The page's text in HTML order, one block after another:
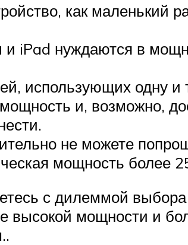
как маленький
iPad нуждаются в
использующих одну
и, возможно,
не можете
мощность более
с дилеммой
высокой мощности и